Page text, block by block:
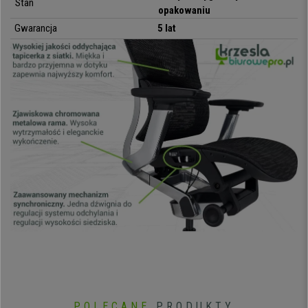
stanowi doskonałą równowagę pomiędzy wytrzymałością a
komfortem.
Materiał jest miękki i elastyczny
aby nie odkształcać się nawet podczas wielogodzinnego użytkowania.
ERGOPLUS to jeden z modeli ergonomicznych o
najbardziej
rozbudowanej regulacji, dzięki czemu
nadaje się do intensywnego
użytkowania przez 8 godzin dziennie.Ponadto dzięki siateczce o
aksamitnym wykończeniu korzystanie z tego fotela to prawdziwy luksus.
Nie zwlekaj z zakupem!
Maksymalna ergonomia, komfort i trwałość
• Oparcie z regulacją wysokości i podparciem lędźwiowym
•Mechanizm synchroniczny z pozycjami blokady
• Podłokietniki 3D i szeroki zagłówek z regulacją wysokości
•Oddychająca siateczka premium o aksamitnym wykończeniu
Stan
opakowaniu
Gwarancja
5 lat